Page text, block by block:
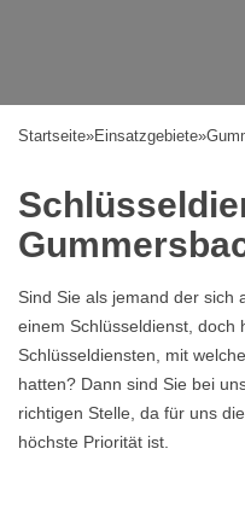
Startseite»Einsatzgebiete»
Sind Sie als jemand der sich
einem Schlüsseldienst, doch
Schlüsseldiensten, mit
hatten? Dann sind Sie bei
richtigen Stelle, da für uns
höchste Priorität ist.